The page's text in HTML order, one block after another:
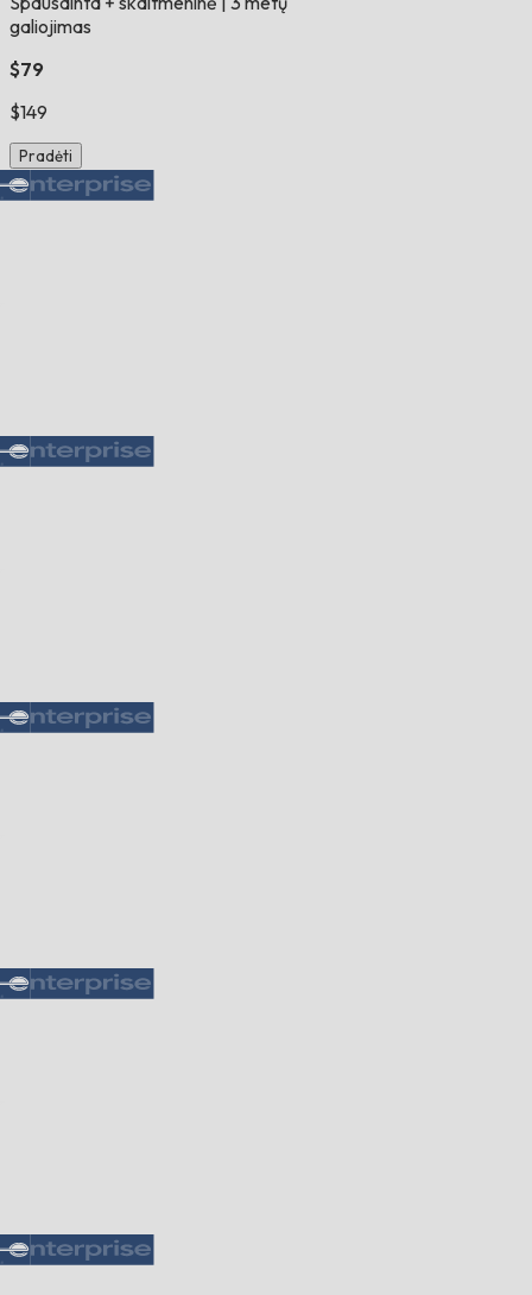
galiojimas
$79
$149
Pradėti